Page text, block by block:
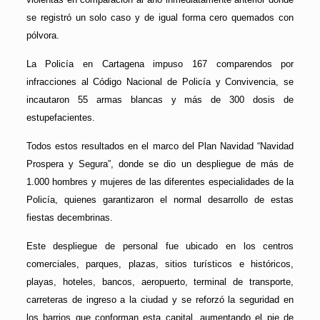
se registró un solo caso y de igual forma cero quemados con
pólvora.
La Policía en Cartagena impuso 167 comparendos por
infracciones al Código Nacional de Policía y Convivencia, se
incautaron 55 armas blancas y más de 300 dosis de
estupefacientes.
Todos estos resultados en el marco del Plan Navidad “Navidad
Prospera y Segura”, donde se dio un despliegue de más de
1.000 hombres y mujeres de las diferentes especialidades de la
Policía, quienes garantizaron el normal desarrollo de estas
fiestas decembrinas.
Este despliegue de personal fue ubicado en los centros
comerciales, parques, plazas, sitios turísticos e históricos,
playas, hoteles, bancos, aeropuerto, terminal de transporte,
carreteras de ingreso a la ciudad y se reforzó la seguridad en
los barrios que conforman esta capital, aumentando el pie de